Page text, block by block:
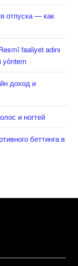
отпуска — как
faaliyet adını
yöntem
доход и
и ногтей
беттинга в